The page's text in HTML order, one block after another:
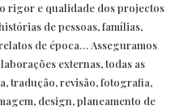
rigor e qualidade dos projectos
de pessoas, famílias,
de época… Asseguramos
externas, todas as
tradução, revisão, fotografia,
design, planeamento de